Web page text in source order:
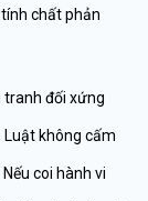
chất phản
tranh đối xứng
không cấm
coi hành vi